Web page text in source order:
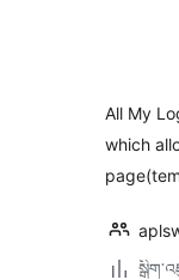
All My
which